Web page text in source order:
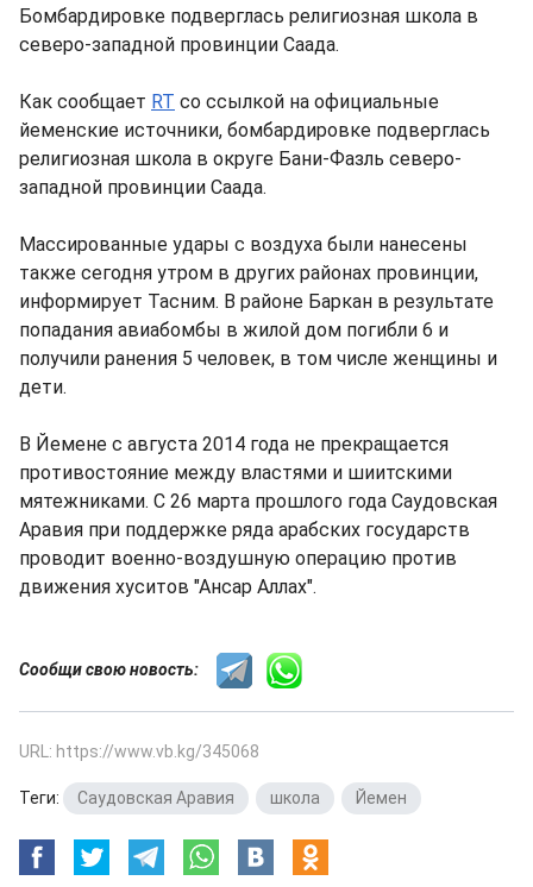
Бомбардировке подверглась религиозная школа в
северо-западной провинции Саада.
Как сообщает RT со ссылкой на официальные
йеменские источники, бомбардировке подверглась
религиозная школа в округе Бани-Фазль северо-
западной провинции Саада.
Массированные удары с воздуха были нанесены
также сегодня утром в других районах провинции,
информирует Тасним. В районе Баркан в результате
попадания авиабомбы в жилой дом погибли 6 и
получили ранения 5 человек, в том числе женщины и
дети.
В Йемене с августа 2014 года не прекращается
противостояние между властями и шиитскими
мятежниками. С 26 марта прошлого года Саудовская
Аравия при поддержке ряда арабских государств
проводит военно-воздушную операцию против
движения хуситов "Ансар Аллах".
Сообщи свою новость:
URL: https://www.vb.kg/345068
Теги: Саудовская Аравия школа Йемен